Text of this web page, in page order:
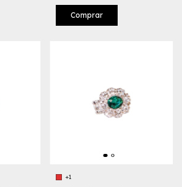
Comprar
+1